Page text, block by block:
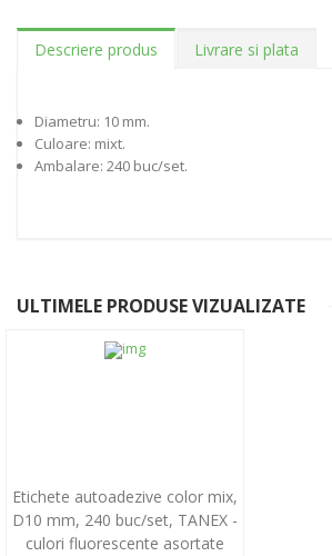
Descriere produs Livrare si plata
Diametru: 10 mm.
Culoare: mixt.
Ambalare: 240 buc/set.
ULTIMELE PRODUSE VIZUALIZATE
Etichete autoadezive color mix,
D10 mm, 240 buc/set, TANEX -
culori fluorescente asortate